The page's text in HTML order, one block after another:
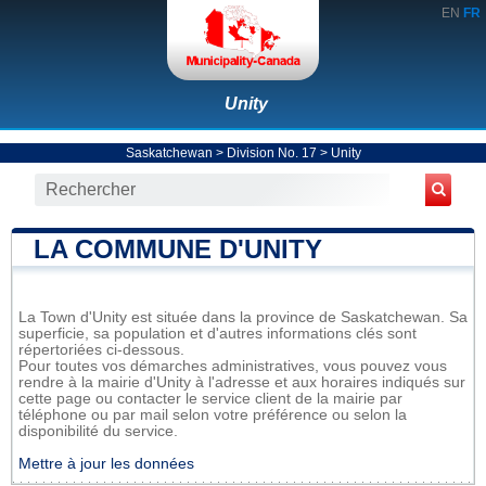
EN FR
Unity
Saskatchewan > Division No. 17 > Unity
LA COMMUNE D'UNITY
La Town d'Unity est située dans la province de Saskatchewan. Sa
superficie, sa population et d'autres informations clés sont
répertoriées ci-dessous.
Pour toutes vos démarches administratives, vous pouvez vous
rendre à la mairie d'Unity à l'adresse et aux horaires indiqués sur
cette page ou contacter le service client de la mairie par
téléphone ou par mail selon votre préférence ou selon la
disponibilité du service.
Mettre à jour les données